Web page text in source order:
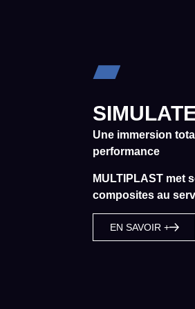
Une immersion
performance
MULTIPLAST met
composites au
EN SAVOIR +